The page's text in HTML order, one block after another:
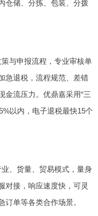
仓储、分拣、包装、分拨
与申报流程，专业审核单
急退税，流程规范、差错
金流压力。优鼎嘉采用“三
以内，电子退税最快15个
、货量、贸易模式，量身
对接，响应速度快，可灵
单等各类合作场景。